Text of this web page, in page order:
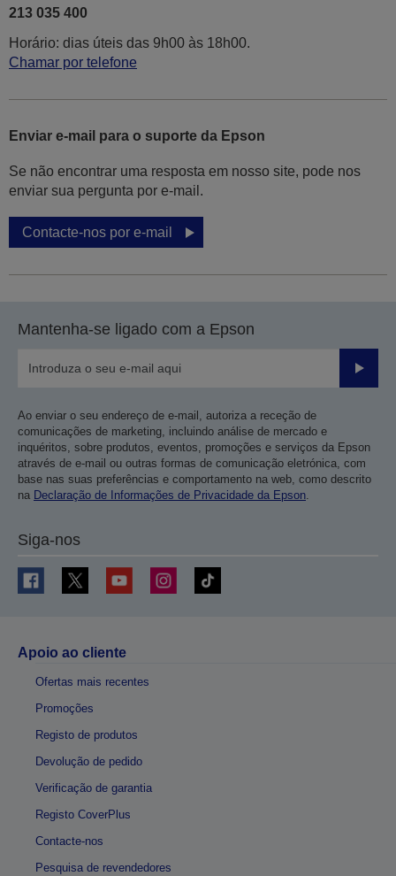
213 035 400
Horário: dias úteis das 9h00 às 18h00.
Chamar por telefone
Enviar e-mail para o suporte da Epson
Se não encontrar uma resposta em nosso site, pode nos
enviar sua pergunta por e-mail.
Contacte-nos por e-mail
Mantenha-se ligado com a Epson
Enviar
Ao enviar o seu endereço de e-mail, autoriza a receção de
comunicações de marketing, incluindo análise de mercado e
inquéritos, sobre produtos, eventos, promoções e serviços da Epson
através de e-mail ou outras formas de comunicação eletrónica, com
base nas suas preferências e comportamento na web, como descrito
na Declaração de Informações de Privacidade da Epson.
Siga-nos
Apoio ao cliente
Ofertas mais recentes
Promoções
Registo de produtos
Devolução de pedido
Verificação de garantia
Registo CoverPlus
Contacte-nos
Pesquisa de revendedores